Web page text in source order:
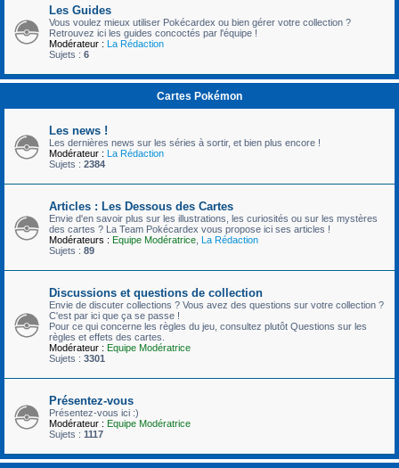
Les Guides
Vous voulez mieux utiliser Pokécardex ou bien gérer votre collection ?
Retrouvez ici les guides concoctés par l'équipe !
Modérateur : La Rédaction
Sujets : 6
Cartes Pokémon
Les news !
Les dernières news sur les séries à sortir, et bien plus encore !
Modérateur : La Rédaction
Sujets : 2384
Articles : Les Dessous des Cartes
Envie d'en savoir plus sur les illustrations, les curiosités ou sur les mystères
des cartes ? La Team Pokécardex vous propose ici ses articles !
Modérateurs : Equipe Modératrice La Rédaction
Sujets : 89
Discussions et questions de collection
Envie de discuter collections ? Vous avez des questions sur votre collection ?
C'est par ici que ça se passe !
Pour ce qui concerne les règles du jeu, consultez plutôt Questions sur les
règles et effets des cartes.
Modérateur : Equipe Modératrice
Sujets : 3301
Présentez-vous
Présentez-vous ici :)
Modérateur : Equipe Modératrice
Sujets : 1117